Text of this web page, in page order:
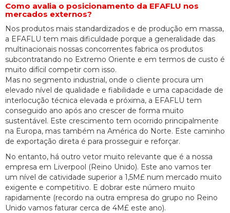
Como avalia o posicionamento da EFAFLU nos
mercados externos?
Nos produtos mais standardizados e de produção em massa,
a EFAFLU tem mais dificuldade porque a generalidade das
multinacionais nossas concorrentes fabrica os produtos
subcontratando no Extremo Oriente e em termos de custo é
muito difícil competir com isso.
Mas no segmento industrial, onde o cliente procura um
elevado nível de qualidade e fiabilidade e uma capacidade de
interlocução técnica elevada e próxima, a EFAFLU tem
conseguido ano após ano crescer de forma muito
sustentável. Este crescimento tem ocorrido principalmente
na Europa, mas também na América do Norte. Este caminho
de exportação direta é para prosseguir e reforçar.
No entanto, há outro vetor muito relevante que é a nossa
empresa em Liverpool (Reino Unido). Este ano vamos ter
um nível de catividade superior a 1,5M£ num mercado muito
exigente e competitivo. E dobrar este número muito
rapidamente (recordo na outra empresa do grupo no Reino
Unido vamos faturar cerca de 4M£ este ano).